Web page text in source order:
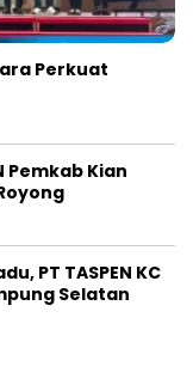
Perkuat
Pemkab Kian
PT TASPEN KC
Selatan